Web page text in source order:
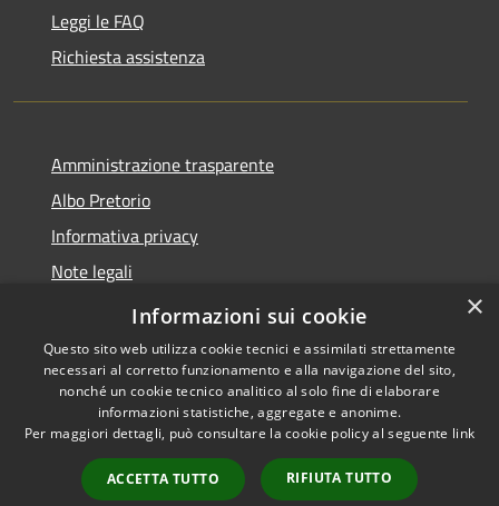
Leggi le FAQ
Richiesta assistenza
Amministrazione trasparente
Albo Pretorio
Informativa privacy
Note legali
Dichiarazione di accessibilità
Accessibilità
Copyright © 2026 • Comune di
Polverigi • Powered by
Municipium•
Accesso
redazione
×
Informazioni sui cookie
Questo sito web utilizza cookie tecnici e assimilati strettamente
necessari al corretto funzionamento e alla navigazione del sito,
nonché un cookie tecnico analitico al solo fine di elaborare
informazioni statistiche, aggregate e anonime.
Per maggiori dettagli, può consultare la cookie policy al seguente link
ACCETTA TUTTO RIFIUTA TUTTO